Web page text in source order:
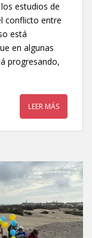
estudios de
conflicto entre
está
en algunas
progresando,
LEER MÁS